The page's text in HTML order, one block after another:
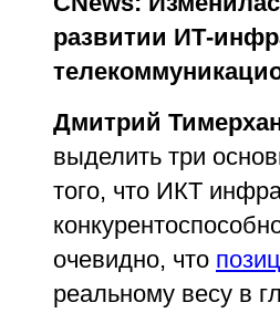
развитии ИТ-
Дмитрий
выделить три
того, что ИКТ
очевидно, что
реальному весу в